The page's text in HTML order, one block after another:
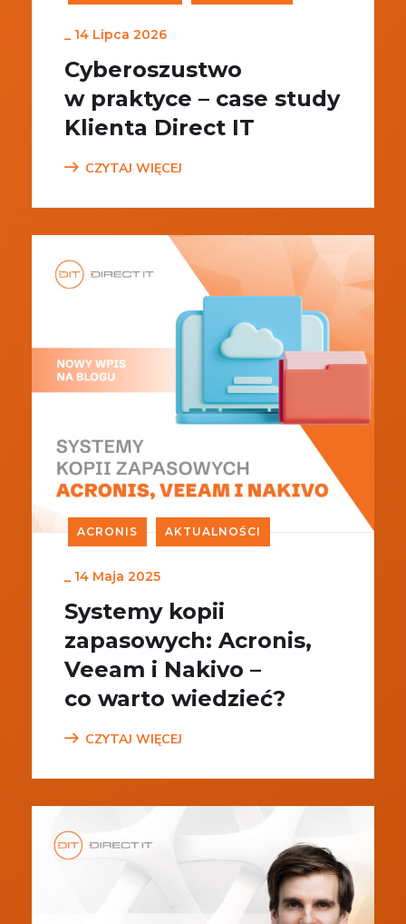
_ 14 Lipca 2026
Cyberoszustwo
w praktyce – case study
Klienta Direct IT
CZYTAJ WIĘCEJ
ACRONIS AKTUALNOŚCI
_ 14 Maja 2025
Systemy kopii
zapasowych: Acronis,
Veeam i Nakivo –
co warto wiedzieć?
CZYTAJ WIĘCEJ